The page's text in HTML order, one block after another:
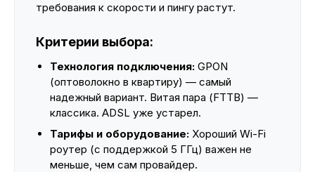
требования к скорости и пингу растут.
Критерии выбора:
Технология подключения: GPON
(оптоволокно в квартиру) — самый
надежный вариант. Витая пара (FTTB) —
классика. ADSL уже устарел.
Тарифы и оборудование: Хороший Wi-Fi
роутер (с поддержкой 5 ГГц) важен не
меньше, чем сам провайдер.